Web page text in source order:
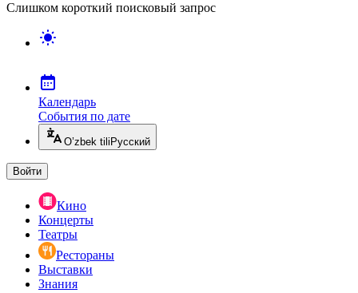
Слишком короткий поисковый запрос
Календарь
События по дате
O’zbek tili Русский
Войти
Кино
Концерты
Театры
Рестораны
Выставки
Знания